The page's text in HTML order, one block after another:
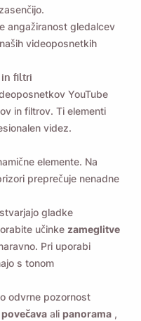
angažiranost gledalcev
videoposnetkih
in filtri
YouTube
in filtrov. Ti elementi
videz.
elemente. Na
preprečuje nenadne
gladke
učinke zameglitve
Pri uporabi
s tonom
odvrne pozornost
povečava ali panorama ,